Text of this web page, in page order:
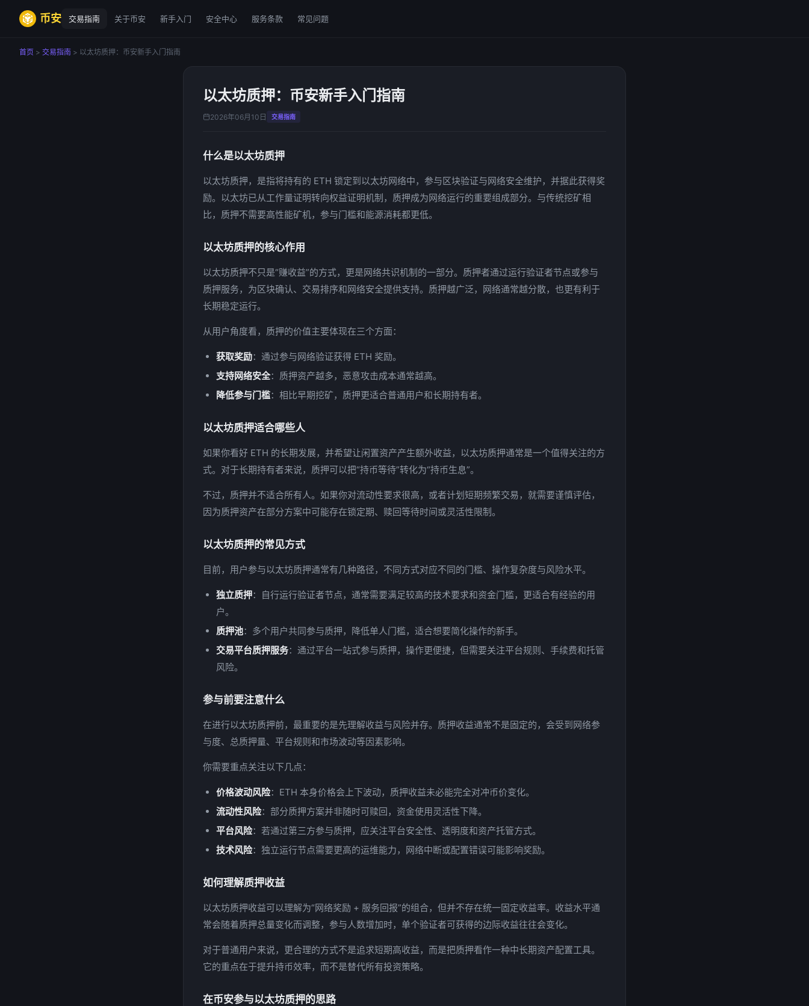
币安 交易指南 关于币安 新手入门 安全中心 服务条款 常见问题
首页 > 交易指南 > 以太坊质押：币安新手入门指南
以太坊质押：币安新手入门指南
2026年06月10日 交易指南
什么是以太坊质押
以太坊质押，是指将持有的 ETH 锁定到以太坊网络中，参与区块验证与网络安全维护，并据此获得奖
励。以太坊已从工作量证明转向权益证明机制，质押成为网络运行的重要组成部分。与传统挖矿相
比，质押不需要高性能矿机，参与门槛和能源消耗都更低。
以太坊质押的核心作用
以太坊质押不只是“赚收益”的方式，更是网络共识机制的一部分。质押者通过运行验证者节点或参与
质押服务，为区块确认、交易排序和网络安全提供支持。质押越广泛，网络通常越分散，也更有利于
长期稳定运行。
从用户角度看，质押的价值主要体现在三个方面：
获取奖励：通过参与网络验证获得 ETH 奖励。
支持网络安全：质押资产越多，恶意攻击成本通常越高。
降低参与门槛：相比早期挖矿，质押更适合普通用户和长期持有者。
以太坊质押适合哪些人
如果你看好 ETH 的长期发展，并希望让闲置资产产生额外收益，以太坊质押通常是一个值得关注的方
式。对于长期持有者来说，质押可以把“持币等待”转化为“持币生息”。
不过，质押并不适合所有人。如果你对流动性要求很高，或者计划短期频繁交易，就需要谨慎评估，
因为质押资产在部分方案中可能存在锁定期、赎回等待时间或灵活性限制。
以太坊质押的常见方式
目前，用户参与以太坊质押通常有几种路径，不同方式对应不同的门槛、操作复杂度与风险水平。
独立质押：自行运行验证者节点，通常需要满足较高的技术要求和资金门槛，更适合有经验的用
户。
质押池：多个用户共同参与质押，降低单人门槛，适合想要简化操作的新手。
交易平台质押服务：通过平台一站式参与质押，操作更便捷，但需要关注平台规则、手续费和托管
风险。
参与前要注意什么
在进行以太坊质押前，最重要的是先理解收益与风险并存。质押收益通常不是固定的，会受到网络参
与度、总质押量、平台规则和市场波动等因素影响。
你需要重点关注以下几点：
价格波动风险：ETH 本身价格会上下波动，质押收益未必能完全对冲币价变化。
流动性风险：部分质押方案并非随时可赎回，资金使用灵活性下降。
平台风险：若通过第三方参与质押，应关注平台安全性、透明度和资产托管方式。
技术风险：独立运行节点需要更高的运维能力，网络中断或配置错误可能影响奖励。
如何理解质押收益
以太坊质押收益可以理解为“网络奖励 + 服务回报”的组合，但并不存在统一固定收益率。收益水平通
常会随着质押总量变化而调整，参与人数增加时，单个验证者可获得的边际收益往往会变化。
对于普通用户来说，更合理的方式不是追求短期高收益，而是把质押看作一种中长期资产配置工具。
它的重点在于提升持币效率，而不是替代所有投资策略。
在币安参与以太坊质押的思路